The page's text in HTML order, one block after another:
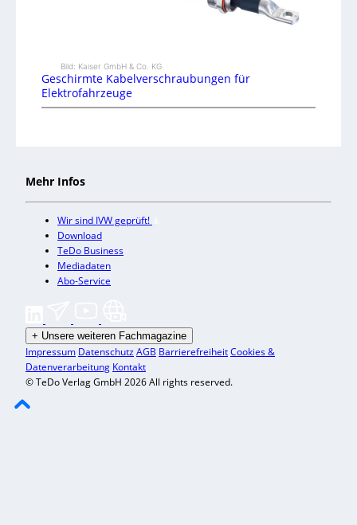
Bild: Kaiser GmbH & Co. KG
Geschirmte Kabelverschraubungen für
Elektrofahrzeuge
Mehr Infos
Wir sind IVW geprüft!
Download
TeDo Business
Mediadaten
Abo-Service
+ Unsere weiteren Fachmagazine
Impressum DatenschutzAGB BarrierefreiheitCookies &
Datenverarbeitung Kontakt
© TeDo Verlag GmbH 2026 All rights reserved.